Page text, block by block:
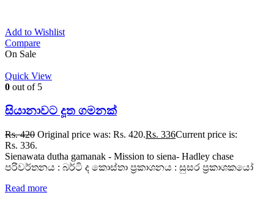
Add to Wishlist
Compare
On Sale
Quick View
0 out of 5
සියානාවට දූත ගමනක්
Rs.420 Original price was: Rs. 420.Rs. 336Current price is:
Rs. 336.
Sienawata dutha gamanak - Mission to siena- Hadley chase
පරිවර්තනය : බර්ටි ද කොස්තා ප්‍රකාශනය : සුසර ප්‍රකාශකයෝ
Read more